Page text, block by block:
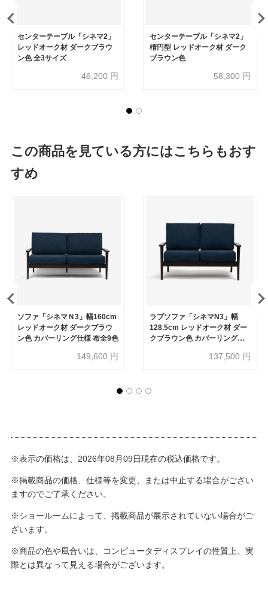
センターテーブル「シネマ2」
レッドオーク材 ダークブラウ
ン色 全3サイズ
46,200 円
センターテーブル「シネマ2」
楕円型 レッドオーク材 ダーク
ブラウン色
58,300 円
この商品を見ている方にはこちらもおす
すめ
ソファ「シネマＮ3」幅160cm
レッドオーク材 ダークブラウ
ン色 カバーリング仕様 布全9色
149,600 円
ラブソファ「シネマN3」幅
128.5cm レッドオーク材 ダー
クブラウン色 カバーリング仕
137,500 円
※表示の価格は、2026年08月09日現在の税込価格です。
※掲載商品の価格、仕様等を変更、または中止する場合がござい
ますのでご了承ください。
※ショールームによって、掲載商品が展示されていない場合がご
ざいます。
※商品の色や風合いは、コンピュータディスプレイの性質上、実
際とは異なって見える場合がございます。